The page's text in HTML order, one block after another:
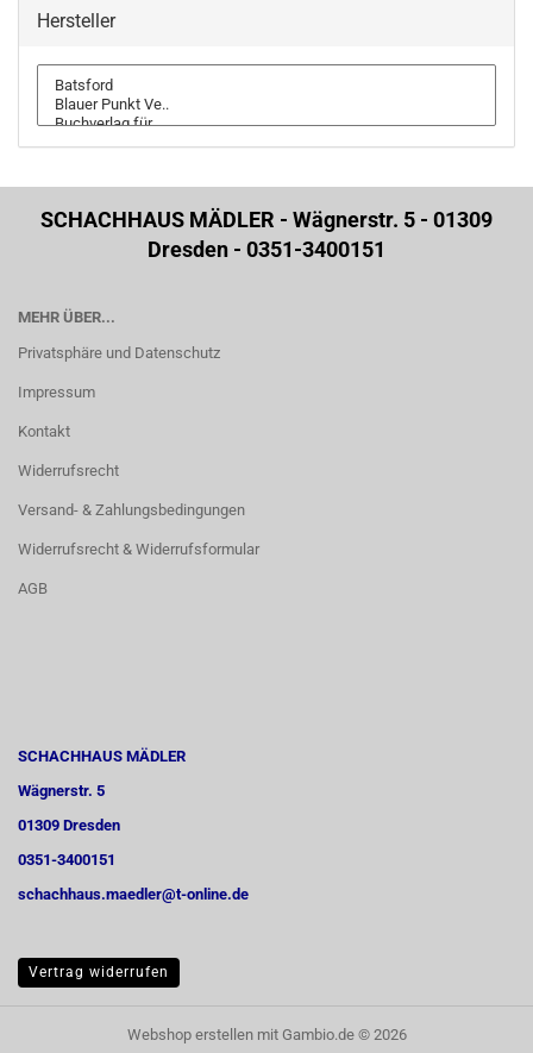
Hersteller
SCHACHHAUS MÄDLER - Wägnerstr. 5 - 01309
Dresden - 0351-3400151
MEHR ÜBER...
Privatsphäre und Datenschutz
Impressum
Kontakt
Widerrufsrecht
Versand- & Zahlungsbedingungen
Widerrufsrecht & Widerrufsformular
AGB
SCHACHHAUS MÄDLER
Wägnerstr. 5
01309 Dresden
0351-3400151
schachhaus.maedler@t-online.de
Vertrag widerrufen
Webshop erstellenmit Gambio.de © 2026